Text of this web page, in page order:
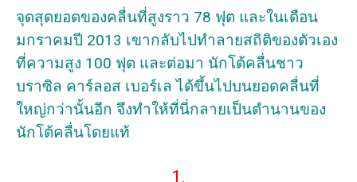
จุดสุดยอดของคลื่นที่สูงราว 78 ฟุต และในเดือน
มกราคมปี 2013 เขากลับไปทำลายสถิติของตัวเอง
ที่ความสูง 100 ฟุต และต่อมา นักโต้คลื่นชาว
บราซิล คาร์ลอส เบอร์เล ได้ขึ้นไปบนยอดคลื่นที่
ใหญ่กว่านั้นอีก จึงทำให้ที่นี่กลายเป็นตำนานของ
นักโต้คลื่นโดยแท้
1.